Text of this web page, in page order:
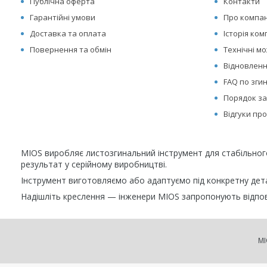
Гарантійні умови
Доставка та оплата
Повернення та обмін
Про
Історія
Технічні
FAQ по
Порядок
Відгуки
MIOS виробляє листозгинальний інструмент для
результат у серійному виробництві.
Інструмент виготовляємо або адаптуємо під конкретну
Надішліть креслення — інженери MIOS запропонують